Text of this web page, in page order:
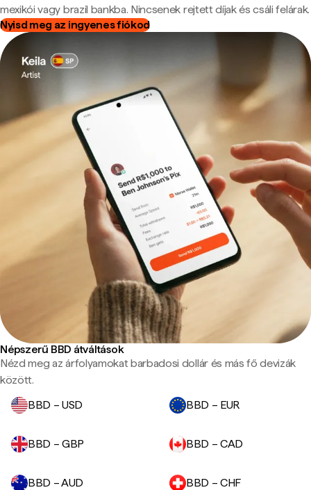
mexikói vagy brazil bankba. Nincsenek rejtett díjak és csáli felárak.
Nyisd meg az ingyenes fiókod
Népszerű BBD átváltások
Nézd meg az árfolyamokat barbadosi dollár és más fő devizák
között.
BBD – USD
BBD – EUR
BBD – GBP BBD – CAD
BBD – AUD BBD – CHF